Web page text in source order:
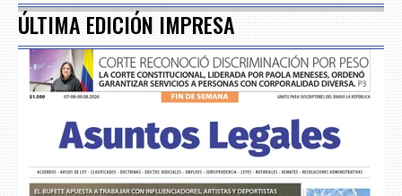
ÚLTIMA EDICIÓN IMPRESA